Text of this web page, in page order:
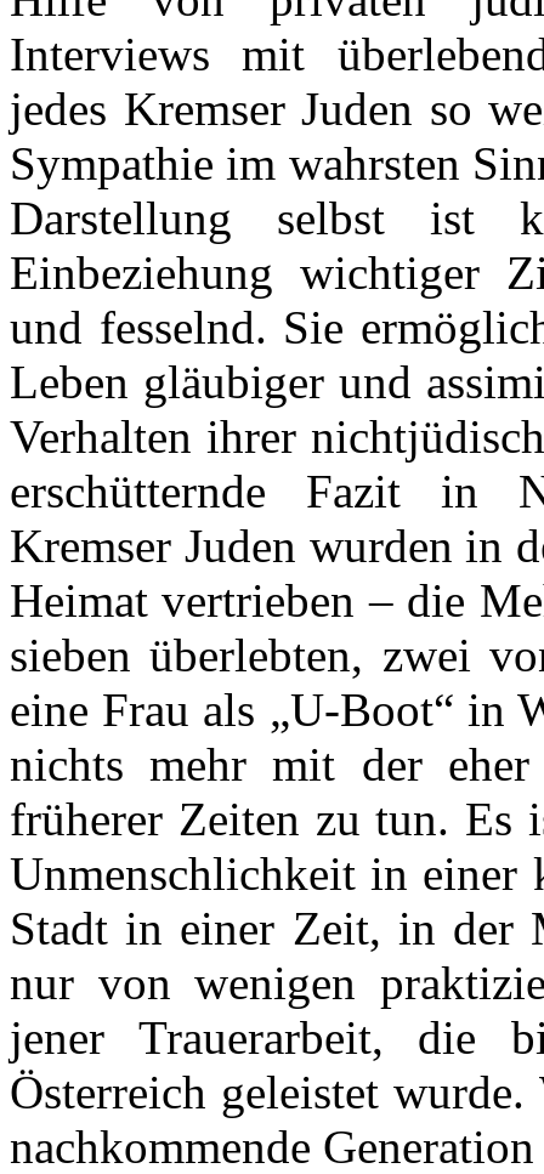
Interviews mit
jedes Kremser Juden so
Sympathie im wahrsten
Darstellung selbst ist
Einbeziehung wichtiger
und fesselnd. Sie
Leben gläubiger und
Verhalten ihrer
erschütternde Fazit in
Kremser Juden wurden in
Heimat vertrieben – die
sieben überlebten, zwei
eine Frau als „U-Boot“ in
nichts mehr mit der eher
früherer Zeiten zu tun. Es
Unmenschlichkeit in einer
Stadt in einer Zeit, in der
nur von wenigen
jener Trauerarbeit, die
Österreich geleistet
nachkommende